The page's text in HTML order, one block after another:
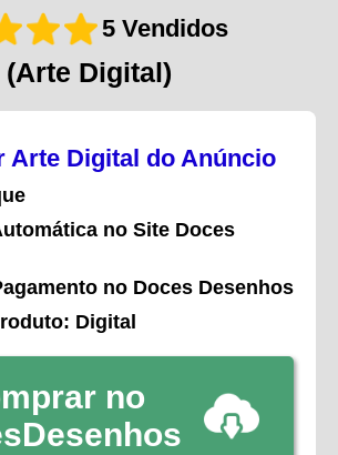
5 Vendidos
(Arte Digital)
Arte Digital do Anúncio
no Site Doces
no Doces Desenhos
Digital
no